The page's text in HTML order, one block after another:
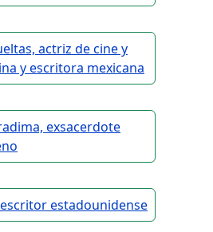
actriz de cine y
y escritora mexicana
exsacerdote
estadounidense